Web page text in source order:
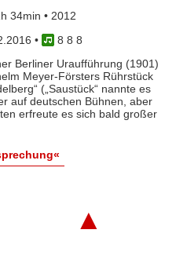
34min • 2012
•
8 8 8
Berliner Uraufführung (1901)
Meyer-Försters Rührstück
(„Saustück“ nannte es
auf deutschen Bühnen, aber
erfreute es sich bald großer
▲